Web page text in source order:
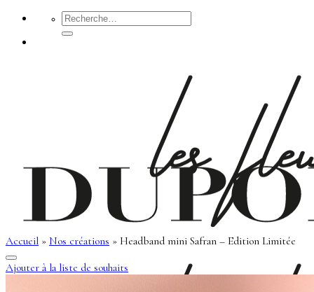
Passer
contenu
Recherche
pour :
Accueil » Nos créations » Headband mini Safran – Edition Limitée
Ajouter à la liste de souhaits